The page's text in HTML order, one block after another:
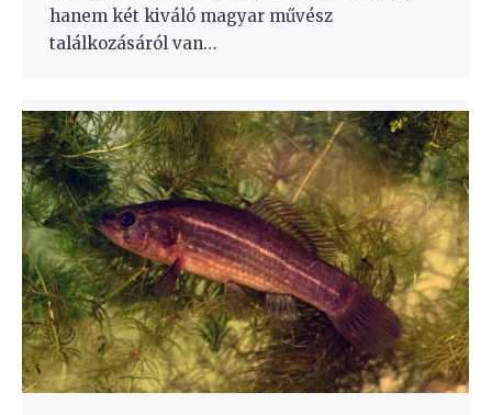
hanem két kiváló magyar művész
találkozásáról van…